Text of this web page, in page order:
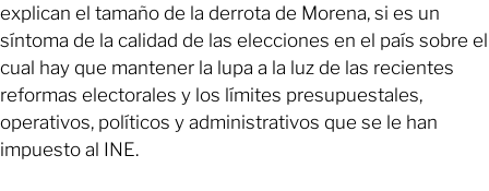
explican el tamaño de la derrota de Morena, si es un
síntoma de la calidad de las elecciones en el país sobre el
cual hay que mantener la lupa a la luz de las recientes
reformas electorales y los límites presupuestales,
operativos, políticos y administrativos que se le han
impuesto al INE.